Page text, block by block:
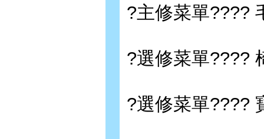
?主修菜單????
?選修菜單????
?選修菜單????